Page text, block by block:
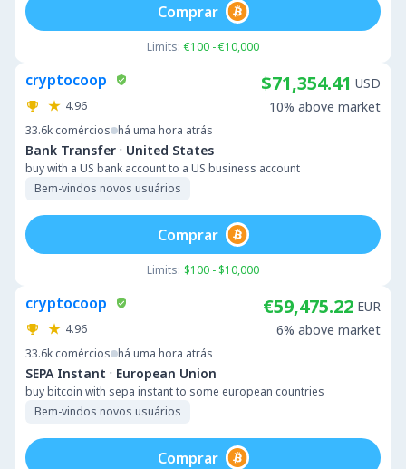
Limits: €100 - €10,000
Comprar
cryptocoop
4.96
33.6k comércios há uma hora atrás
Bank Transfer · United States
buy with a US bank account to a US business account
Bem-vindos novos usuários
$71,354.41 USD
10% above market
Limits: $100 - $10,000
Comprar
cryptocoop
4.96
33.6k comércios há uma hora atrás
SEPA Instant · European Union
buy bitcoin with sepa instant to some european countries
Bem-vindos novos usuários
€59,475.22 EUR
6% above market
Comprar